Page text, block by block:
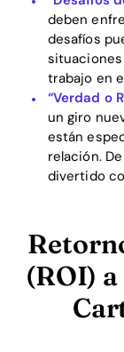
deben
desafíos
trabajo en
“Verdad o
un giro
están
relación.
divertido
(ROI)